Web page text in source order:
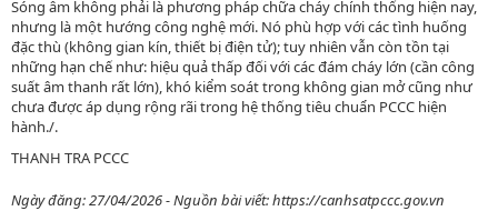
Sóng âm không phải là phương pháp chữa cháy chính thống hiện nay,
nhưng là một hướng công nghệ mới. Nó phù hợp với các tình huống
đặc thù (không gian kín, thiết bị điện tử); tuy nhiên vẫn còn tồn tại
những hạn chế như: hiệu quả thấp đối với các đám cháy lớn (cần công
suất âm thanh rất lớn), khó kiểm soát trong không gian mở cũng như
chưa được áp dụng rộng rãi trong hệ thống tiêu chuẩn PCCC hiện
hành./.
THANH TRA PCCC
Ngày đăng: 27/04/2026 - Nguồn bài viết: https://canhsatpccc.gov.vn